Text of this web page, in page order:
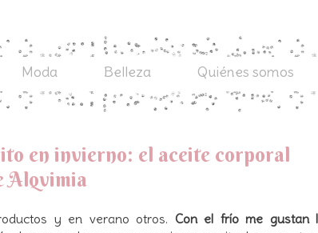
Moda Belleza Quiénes somos
en invierno: el aceite corporal
Alqvimia
y en verano otros. Con el frío me gustan